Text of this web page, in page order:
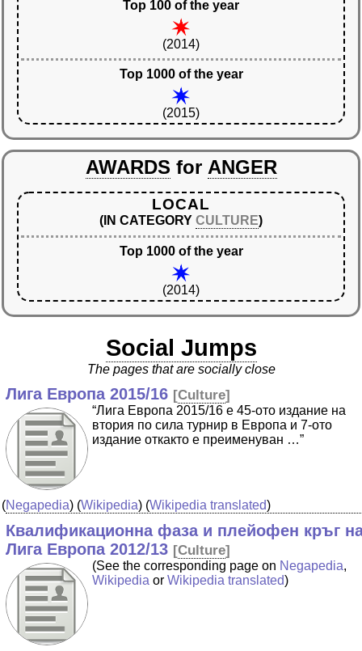
Top 100 of the year
(2014)
Top 1000 of the year
(2015)
AWARDS for ANGER
LOCAL
(IN CATEGORY CULTURE)
Top 1000 of the year
(2014)
Social Jumps
The pages that are socially close
Лига Европа 2015/16 [Culture]
“Лига Европа 2015/16 е 45-ото издание на
втория по сила турнир в Европа и 7-ото
издание откакто е преименуван …”
(Negapedia) (Wikipedia) (Wikipedia translated)
Квалификационна фаза и плейофен кръг
Лига Европа 2012/13 [Culture]
(See the corresponding page on Negapedia,
Wikipedia or Wikipedia translated)